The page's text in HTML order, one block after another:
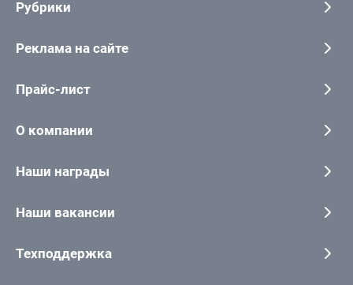
Рубрики
Реклама на сайте
Прайс-лист
О компании
Наши награды
Наши вакансии
Техподдержка